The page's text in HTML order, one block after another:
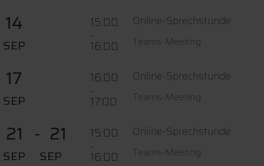
14
SEP
15:00
-
16:00
Online-Sprechstunde
Teams-Meeting
17
SEP
16:00
-
17:00
Online-Sprechstunde
Teams-Meeting
21
SEP
21
SEP
15:00
-
16:00
Online-Sprechstunde
Teams-Meeting